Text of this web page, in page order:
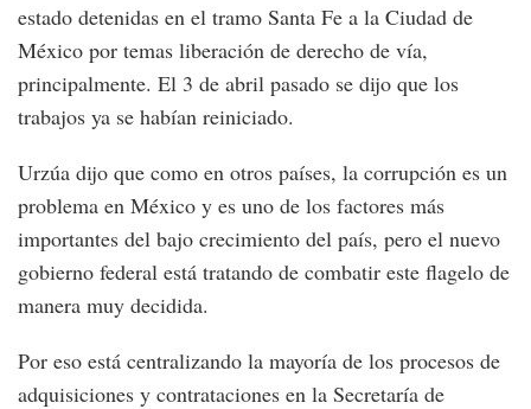
estado detenidas en el tramo Santa Fe a la Ciudad de
México por temas liberación de derecho de vía,
principalmente. El 3 de abril pasado se dijo que los
trabajos ya se habían reiniciado.
Urzúa dijo que como en otros países, la corrupción es un
problema en México y es uno de los factores más
importantes del bajo crecimiento del país, pero el nuevo
gobierno federal está tratando de combatir este flagelo de
manera muy decidida.
Por eso está centralizando la mayoría de los procesos de
adquisiciones y contrataciones en la Secretaría de